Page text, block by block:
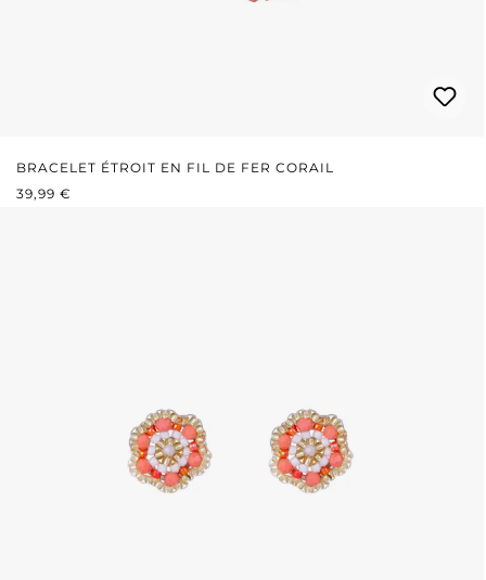
BRACELET ÉTROIT EN FIL DE FER CORAIL
PRIX RÉGULIER :
39,99 €